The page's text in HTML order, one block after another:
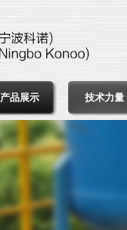
产品展示 技术力量